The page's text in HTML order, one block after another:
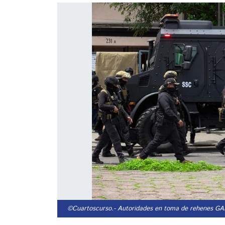
©Cuartoscurso.- Autoridades en toma de rehenes